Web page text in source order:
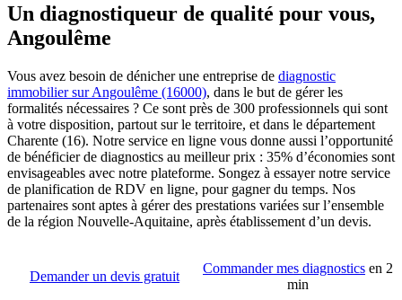
Un diagnostiqueur de qualité pour vous,
Angoulême
Vous avez besoin de dénicher une entreprise de diagnostic
immobilier sur Angoulême (16000), dans le but de gérer les
formalités nécessaires ? Ce sont près de 300 professionnels qui sont
à votre disposition, partout sur le territoire, et dans le département
Charente (16). Notre service en ligne vous donne aussi l’opportunité
de bénéficier de diagnostics au meilleur prix : 35% d’économies sont
envisageables avec notre plateforme. Songez à essayer notre service
de planification de RDV en ligne, pour gagner du temps. Nos
partenaires sont aptes à gérer des prestations variées sur l’ensemble
de la région Nouvelle-Aquitaine, après établissement d’un devis.
Demander un devis gratuit
Commander mes diagnostics en 2
min